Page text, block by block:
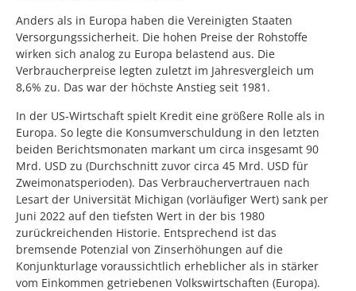
Anders als in Europa haben die Vereinigten Staaten
Versorgungssicherheit. Die hohen Preise der Rohstoffe
wirken sich analog zu Europa belastend aus. Die
Verbraucherpreise legten zuletzt im Jahresvergleich um
8,6% zu. Das war der höchste Anstieg seit 1981.
In der US-Wirtschaft spielt Kredit eine größere Rolle als in
Europa. So legte die Konsumverschuldung in den letzten
beiden Berichtsmonaten markant um circa insgesamt 90
Mrd. USD zu (Durchschnitt zuvor circa 45 Mrd. USD für
Zweimonatsperioden). Das Verbrauchervertrauen nach
Lesart der Universität Michigan (vorläufiger Wert) sank per
Juni 2022 auf den tiefsten Wert in der bis 1980
zurückreichenden Historie. Entsprechend ist das
bremsende Potenzial von Zinserhöhungen auf die
Konjunkturlage voraussichtlich erheblicher als in stärker
vom Einkommen getriebenen Volkswirtschaften (Europa).